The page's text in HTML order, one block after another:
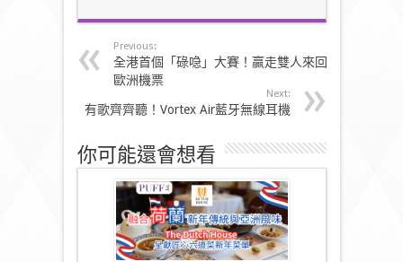
Previous:
全港首個「碌喼」大賽！贏走雙人來回
歐洲機票
Next:
有歌齊齊聽！Vortex Air藍牙無線耳機
你可能還會想看